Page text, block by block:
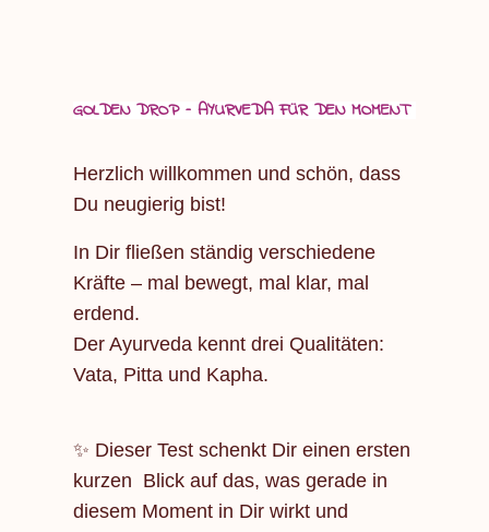
GOLDEN DROP – AYURVEDA FÜR DEN MOMENT
Herzlich willkommen und schön, dass
Du neugierig bist!
In Dir fließen ständig verschiedene
Kräfte – mal bewegt, mal klar, mal
erdend.
Der Ayurveda kennt drei Qualitäten:
Vata, Pitta und Kapha.
✨ Dieser Test schenkt Dir einen ersten
kurzen Blick auf das, was gerade in
diesem Moment in Dir wirkt und